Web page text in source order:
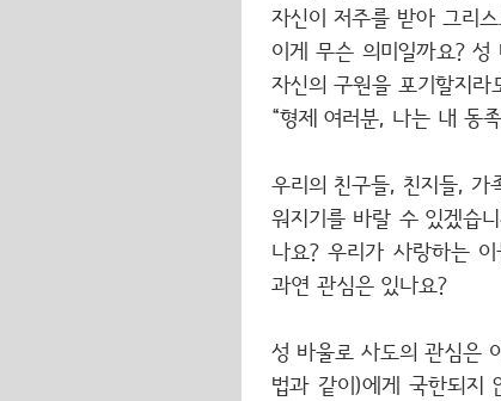
자신이 저주를 받아 그리
이게 무슨 의미일까요?
자신의 구원을 포기할지
“형제 여러분, 나는 내 동
우리의 친구들, 친지들,
워지기를 바랄 수 있겠습
나요? 우리가 사랑하는
과연 관심은 있나요?
성 바울로 사도의 관심은
법과 같이)에게 국한되지